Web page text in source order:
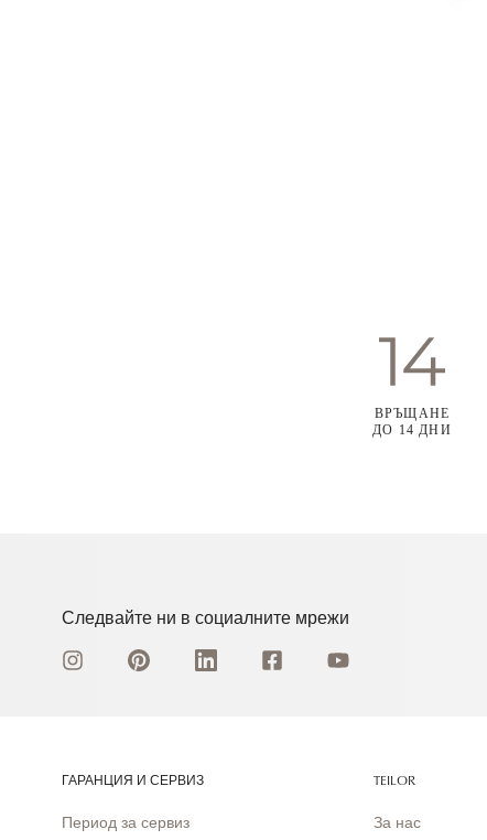
ВРЪЩАНЕ
ДО 14 ДНИ
Следвайте ни в социалните мрежи
ГАРАНЦИЯ И СЕРВИЗ
Период за сервиз
TEILOR
За нас